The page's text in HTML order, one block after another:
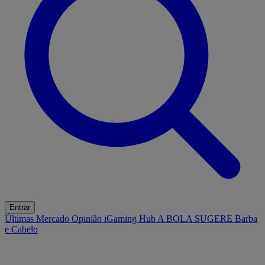
Entrar
Últimas Mercado Opinião iGaming Hub A BOLA SUGERE Barba
e Cabelo